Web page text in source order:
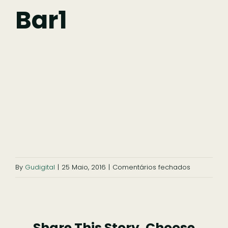
Bar1
By Gudigital | 25 Maio, 2016 | Comentários fechados